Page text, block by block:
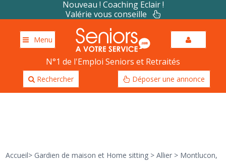
Nouveau ! Coaching Eclair !
Valérie vous conseille
Menu
N°1 de l'Emploi Seniors et Retraités
Rechercher Déposer une annonce
Accueil> Gardien de maison et Home sitting >Allier > Montlucon,